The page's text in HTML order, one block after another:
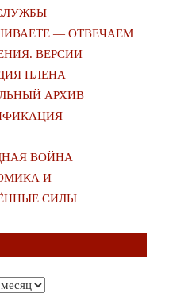
— ОТВЕЧАЕМ
ВЕРСИИ
ПЛЕНА
АРХИВ
ВОЙНА
И
СИЛЫ